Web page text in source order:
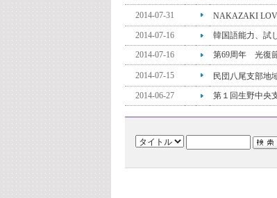
2014-07-31
NAKAZAKI
2014-07-16
韓国語能力、試
2014-07-16
第69周年 光復
2014-07-15
民団八尾支部地
2014-06-27
第１回生野中央